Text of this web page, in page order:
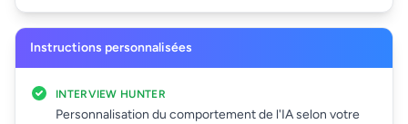
Instructions personnalisées
INTERVIEW HUNTER
Personnalisation du comportement de l'IA selon votre